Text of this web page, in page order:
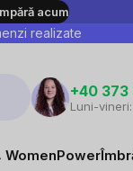
acum
realizate
+40 373
Luni-
WomenPower